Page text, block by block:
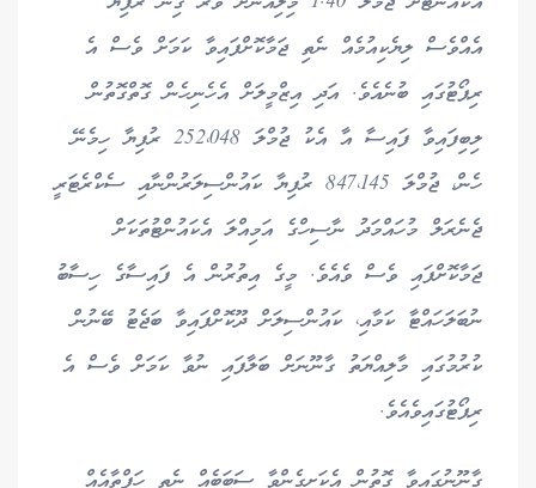
އެއްވެސް ލިޔެކިއުމެއް ނެތި ޖަމާކޮށްފައިވާ ކަމަށް ވެސް އެ
ރިޕޯޓުގައި ބުނެއެވެ. އަދި އިޒްމީލަށް އެހެނިހެން ގޮތްގޮތުން
ލިބިފައިވާ ފައިސާ އާ އެކު ޖުމްލަ 252،048 ރުފިޔާ ހިމެނޭ
ހެން، ޖުމްލަ 847،145 ރުފިޔާ ކައުންސިލަރުންނާއި ސެކްރެޓަރީ
ޖެނެރަލް މުހައްމަދު ނާސިހްގެ އަމިއްލަ އެކައުންޓުތަކަށް
ޖަމާކޮށްފައި ވެސް ވެއެވެ. މީގެ އިތުރުން އެ ފައިސާގެ ހިސާބު
ނުބަލަހައްޓާ ކަމާއި، ކައުންސިލަށް ދޫކޮށްފައިވާ ބަޖެޓު ބޭނުން
ކުރުމުގައި މާލިއްޔަތު ގާނޫނަށް ބަލާފައި ނުވާ ކަމަށް ވެސް އެ
ރިޕޯޓުގައިވެއެވެ.
ގާނޫނުގައިވާ ގޮތުން އެކަށީގެންވާ ސަބަބެއް ނެތި ހަފްތާއެއް